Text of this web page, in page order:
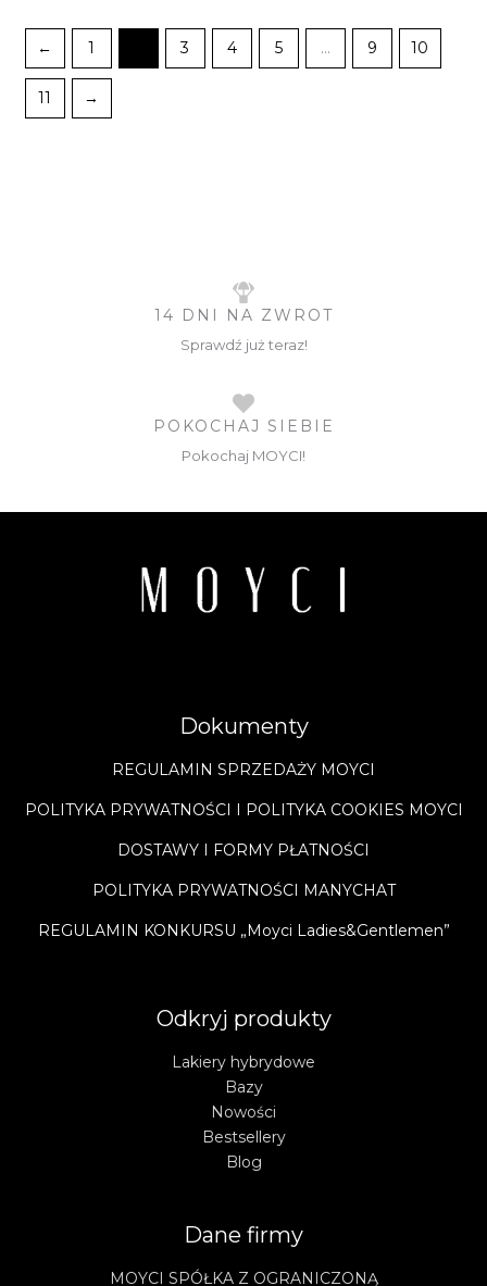
← 1 3 4 5 … 9 10
11 →
14 DNI NA ZWROT
Sprawdź już teraz!
POKOCHAJ SIEBIE
Pokochaj MOYCI!
Dokumenty
REGULAMIN SPRZEDAŻY MOYCI
POLITYKA PRYWATNOŚCI I POLITYKA COOKIES MOYCI
DOSTAWY I FORMY PŁATNOŚCI
POLITYKA PRYWATNOŚCI MANYCHAT
REGULAMIN KONKURSU „Moyci Ladies&Gentlemen”
Odkryj produkty
Lakiery hybrydowe
Bazy
Nowości
Bestsellery
Blog
Dane firmy
MOYCI SPÓŁKA Z OGRANICZONĄ